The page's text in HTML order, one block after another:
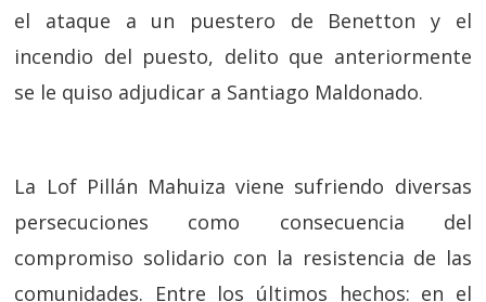
el ataque a un puestero de Benetton y el
incendio del puesto, delito que anteriormente
se le quiso adjudicar a Santiago Maldonado.
La Lof Pillán Mahuiza viene sufriendo diversas
persecuciones como consecuencia del
compromiso solidario con la resistencia de las
comunidades. Entre los últimos hechos: en el